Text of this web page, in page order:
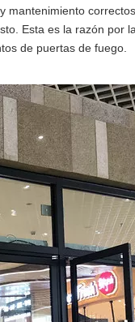
Esta es la razón por
de puertas de fuego.